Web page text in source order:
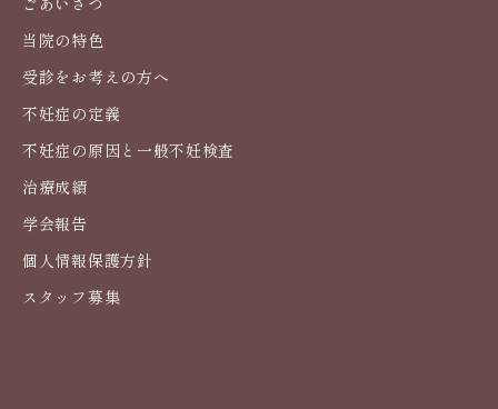
当院の特色
受診をお考えの方へ
不妊症の定義
不妊症の原因と一般不妊検査
治療成績
学会報告
個人情報保護方針
スタッフ募集